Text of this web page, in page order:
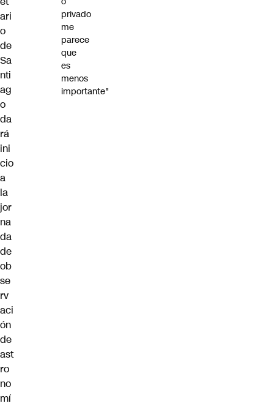
ari
o
de
Sa
nti
ag
o
da
rá
ini
cio
a
la
jor
na
da
de
ob
se
rv
aci
ón
de
ast
ro
no
mí
privado
me
parece
que
es
menos
importante"